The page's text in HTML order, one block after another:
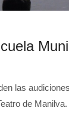
las
de